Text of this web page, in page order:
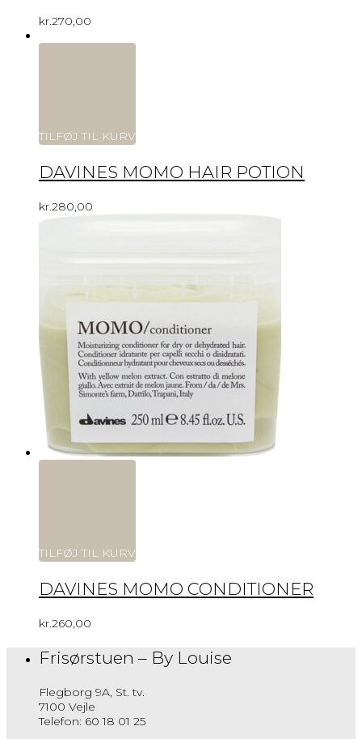
kr.270,00
TILFØJ TIL KURV
DAVINES MOMO HAIR POTION
kr.280,00
TILFØJ TIL KURV
DAVINES MOMO CONDITIONER
kr.260,00
Frisørstuen – By Louise
Flegborg 9A, St. tv.
7100 Vejle
Telefon: 60 18 01 25